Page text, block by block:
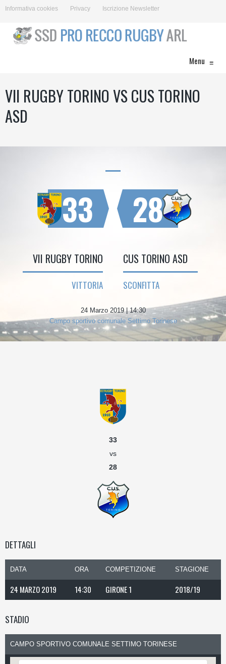
Informativa cookies Privacy Iscrizione Newsletter
Menu ≡
VII RUGBY TORINO VS CUS TORINO
ASD
33
VII RUGBY TORINO
VITTORIA
28
CUS TORINO ASD
SCONFITTA
24 Marzo 2019 | 14:30
Campo sportivo comunale Settimo Torinese
33
vs
28
DETTAGLI
DATA ORA COMPETIZIONE STAGIONE
24 MARZO 2019 14:30 GIRONE 1 2018/19
STADIO
CAMPO SPORTIVO COMUNALE SETTIMO TORINESE